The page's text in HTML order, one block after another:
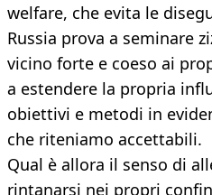
welfare, che evita le
Russia prova a seminare
vicino forte e coeso ai
a estendere la propria
obiettivi e metodi in
che riteniamo accettabili.
Qual è allora il senso di
rintanarsi nei propri